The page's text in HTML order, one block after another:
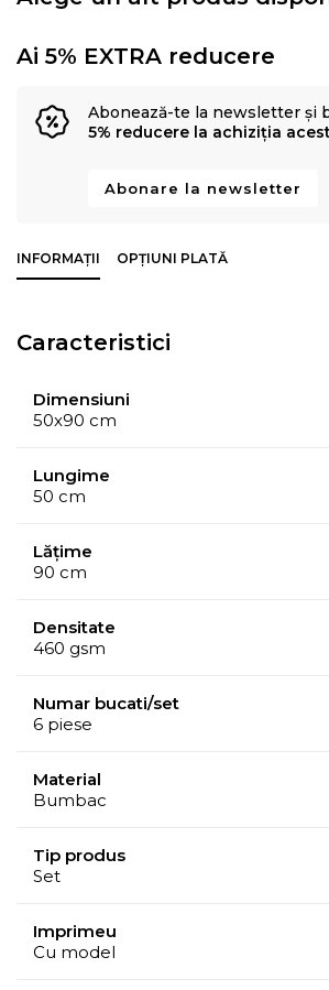
Ai 5% EXTRA reducere
Abonează-te la newsletter și
5% reducere la achiziția
Abonare la newsletter
INFORMAȚII OPȚIUNI PLATĂ
Caracteristici
Dimensiuni
50x90 cm
Lungime
50 cm
Lățime
90 cm
Densitate
460 gsm
Numar bucati/set
6 piese
Material
Bumbac
Tip produs
Set
Imprimeu
Cu model